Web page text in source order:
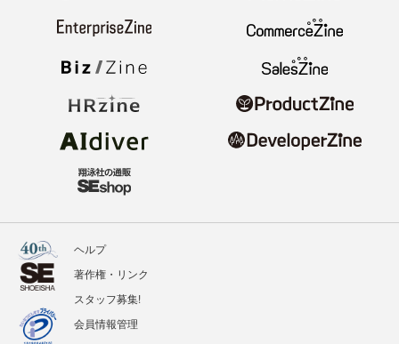
ヘルプ
著作権・リンク
スタッフ募集!
会員情報管理